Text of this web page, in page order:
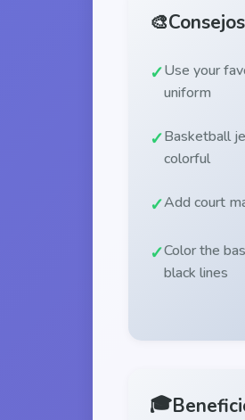
🎨
Use your
uniform
Basketball
colorful
Add court
Color the
black lines
🎓